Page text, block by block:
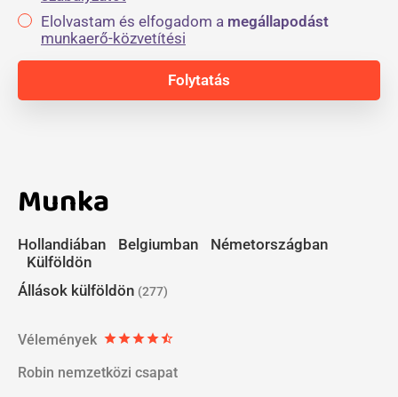
Elolvastam és elfogadom a megállapodást
munkaerő-közvetítési
Munka
Hollandiában Belgiumban
Németországban
Külföldön
Állások külföldön (277)
Vélemények starstarstarstarstar_half
Robin nemzetközi csapat